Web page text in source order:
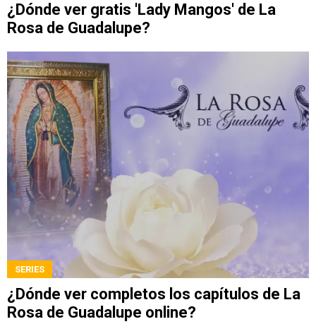
¿Dónde ver gratis 'Lady Mangos' de La
Rosa de Guadalupe?
SERIES
¿Dónde ver completos los capítulos de La
Rosa de Guadalupe online?